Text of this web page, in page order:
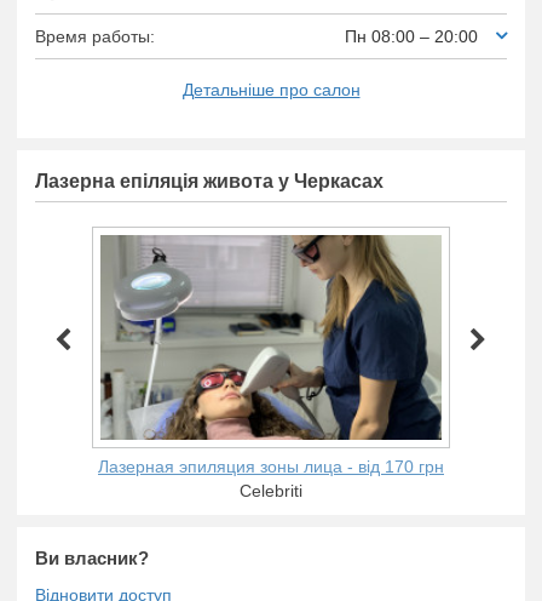
Время работы: Пн 08:00 – 20:00
Детальніше про салон
Лазерна епіляція живота у Черкасах
Лазерная эпиляция зоны лица - від 170 грн
Celebriti
Ви власник?